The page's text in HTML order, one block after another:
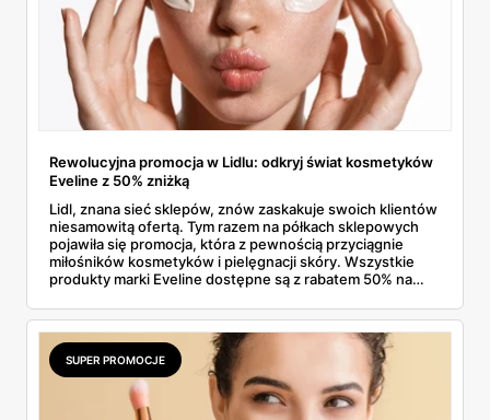
Rewolucyjna promocja w Lidlu: odkryj świat kosmetyków
Eveline z 50% zniżką
Lidl, znana sieć sklepów, znów zaskakuje swoich klientów
niesamowitą ofertą. Tym razem na półkach sklepowych
pojawiła się promocja, która z pewnością przyciągnie
miłośników kosmetyków i pielęgnacji skóry. Wszystkie
produkty marki Eveline dostępne są z rabatem 50% na
swoją kosmetyczkę i wypróbować nowe, innowacyjne
formuły.
SUPER PROMOCJE